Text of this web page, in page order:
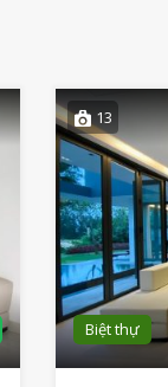
13
Biệt thự